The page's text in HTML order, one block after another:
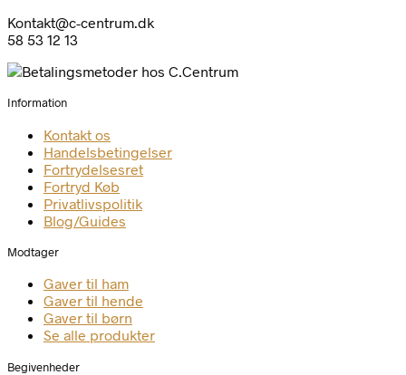
Kontakt@c-centrum.dk
58 53 12 13
Information
Kontakt os
Handelsbetingelser
Fortrydelsesret
Fortryd Køb
Privatlivspolitik
Blog/Guides
Modtager
Gaver til ham
Gaver til hende
Gaver til børn
Se alle produkter
Begivenheder